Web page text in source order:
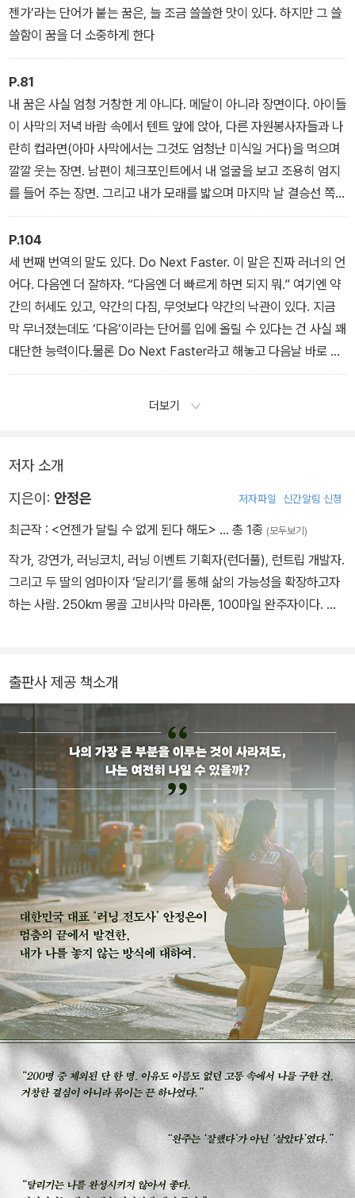
젠가’라는 단어가 붙는 꿈은, 늘 조금 쓸쓸한 맛이 있다. 하지만 그 쓸
쓸함이 꿈을 더 소중하게 한다
P.81
내 꿈은 사실 엄청 거창한 게 아니다. 메달이 아니라 장면이다. 아이들
이 사막의 저녁 바람 속에서 텐트 앞에 앉아, 다른 자원봉사자들과 나
란히 컵라면(아마 사막에서는 그것도 엄청난 미식일 거다)을 먹으며
깔깔 웃는 장면. 남편이 체크포인트에서 내 얼굴을 보고 조용히 엄지
를 들어 주는 장면. 그리고 내가 모래를 밟으며 마지막 날 결승선 쪽으
로 걸어 들어올 때, 아이들이 저 멀리서 나를 발견하고 뛰어오는 장면.
그 장면 속에서 나는 완주보다 더 큰 걸 얻을 것 같다. 아이들에게는
‘엄마가 뭔가를 끝까지 해내는 사람’이라는 기억이 남고, 나에게는 ‘아
이들이 내 꿈의 일부가 되어 주었다’는 기억이 남겠지.
P.104
세 번째 번역의 말도 있다. Do Next Faster. 이 말은 진짜 러너의 언
어다. 다음엔 더 잘하자. “다음엔 더 빠르게 하면 되지 뭐.” 여기엔 약
간의 허세도 있고, 약간의 다짐, 무엇보다 약간의 낙관이 있다. 지금
막 무너졌는데도 ‘다음’이라는 단어를 입에 올릴 수 있다는 건 사실 꽤
대단한 능력이다.물론 Do Next Faster라고 해놓고 다음날 바로 진
짜 빠르게 뛰는 사람은 흔치 않다. 대부분은 이렇게 된다. Do Next...
더보기
저자 소개
지은이: 안정은 저자파일 신간알림 신청
최근작 : <언젠가 달릴 수 없게 된다 해도> … 총 1종 (모두보기)
작가, 강연가, 러닝코치, 러닝 이벤트 기획자(런더풀), 런트립 개발자.
그리고 두 딸의 엄마이자 ‘달리기’를 통해 삶의 가능성을 확장하고자
하는 사람. 250km 몽골 고비사막 마라톤, 100마일 완주자이다. ​달
출판사 제공 책소개